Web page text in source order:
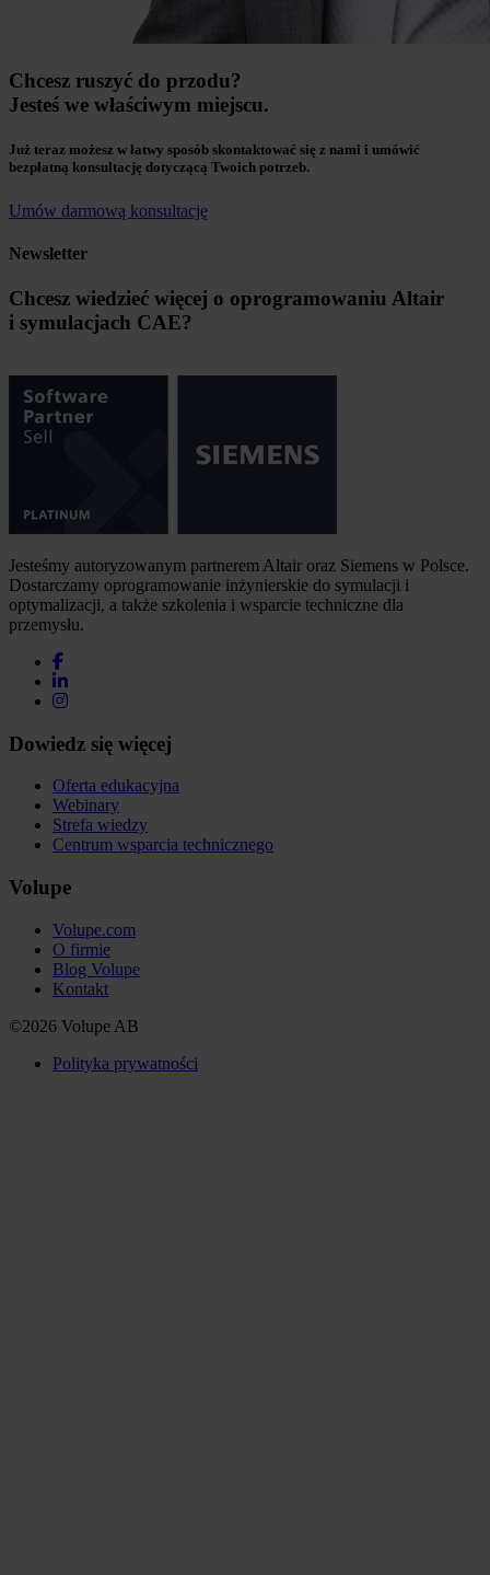
Chcesz ruszyć do przodu?
Jesteś we właściwym miejscu.
Już teraz możesz w łatwy sposób skontaktować się z nami i umówić
bezpłatną konsultację dotyczącą Twoich potrzeb.
Umów darmową konsultację
Newsletter
Chcesz wiedzieć więcej o oprogramowaniu Altair
i symulacjach CAE?
Jesteśmy autoryzowanym partnerem Altair oraz Siemens w Polsce.
Dostarczamy oprogramowanie inżynierskie do symulacji i
optymalizacji, a także szkolenia i wsparcie techniczne dla
przemysłu.
Dowiedz się więcej
Oferta edukacyjna
Webinary
Strefa wiedzy
Centrum wsparcia technicznego
Volupe
Volupe.com
O firmie
Blog Volupe
Kontakt
©2026 Volupe AB
Polityka prywatności